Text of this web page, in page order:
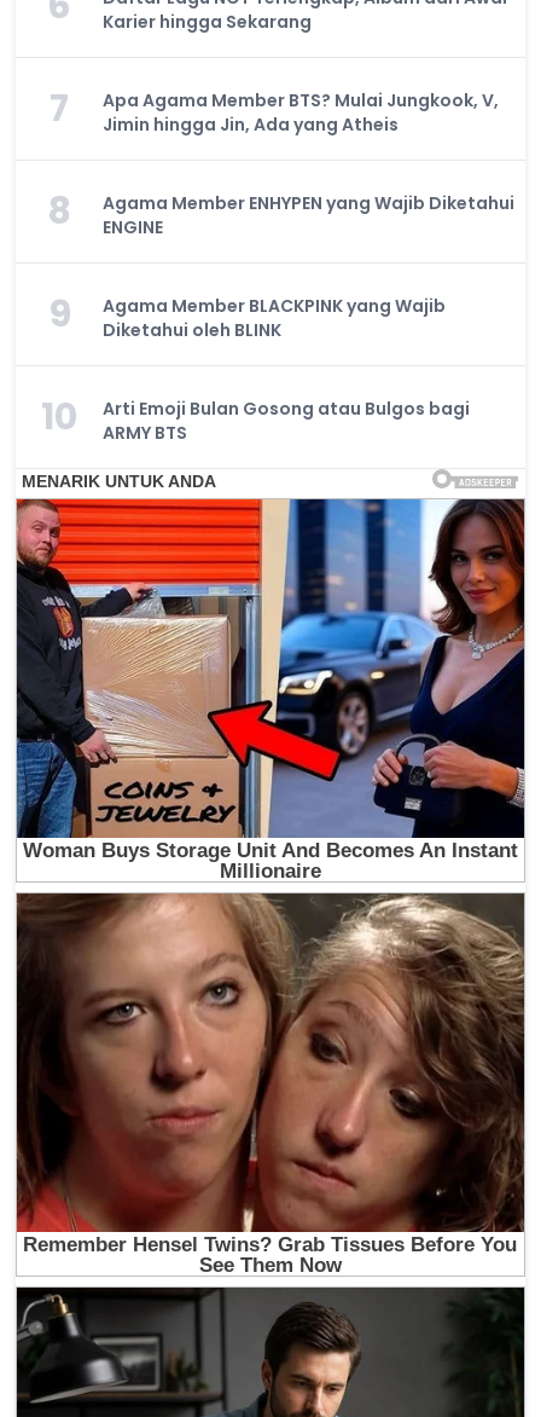
Karier hingga Sekarang
7
Apa Agama Member BTS? Mulai Jungkook, V,
Jimin hingga Jin, Ada yang Atheis
8
Agama Member ENHYPEN yang Wajib Diketahui
ENGINE
9
Agama Member BLACKPINK yang Wajib
Diketahui oleh BLINK
10
Arti Emoji Bulan Gosong atau Bulgos bagi
ARMY BTS